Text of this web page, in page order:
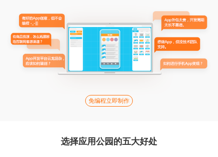
免编程立即制作
选择应用公园的五大好处